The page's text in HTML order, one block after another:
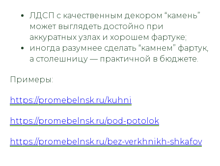
ЛДСП с качественным декором “камень”
может выглядеть достойно при
аккуратных узлах и хорошем фартуке;
иногда разумнее сделать “камнем” фартук,
а столешницу — практичной в бюджете.
Примеры:
https://promebelnsk.ru/kuhni
https://promebelnsk.ru/pod-potolok
https://promebelnsk.ru/bez-verkhnikh-shkafov
СВЯЗАТЬСЯ С НАМИ:
Лаврентьева, д.2/2, оф. 560
Мебель для бизнеса
Кухни
Мебель для дома
МЫ ПРОИЗВОДИМ:
Видеообзоры
Доставка и оплата
Сертификаты
Этапы работы
Отзывы
Наши работы
Главная
Наша команда
МЕНЮ: